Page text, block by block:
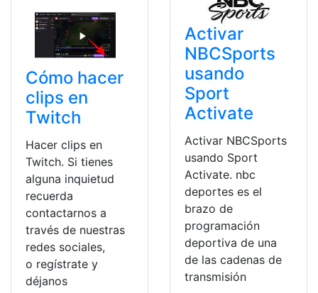
Cómo hacer
clips en
Twitch
Hacer clips en
Twitch. Si tienes
alguna inquietud
recuerda
contactarnos a
través de nuestras
redes sociales,
o regístrate y
déjanos
Activar
NBCSports
usando
Sport
Activate
Activar NBCSports
usando Sport
Activate. nbc
deportes es el
brazo de
programación
deportiva de una
de las cadenas de
transmisión